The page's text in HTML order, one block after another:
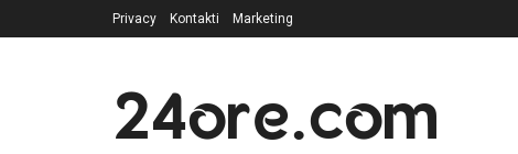
Privacy Kontakti Marketing
24ore.com